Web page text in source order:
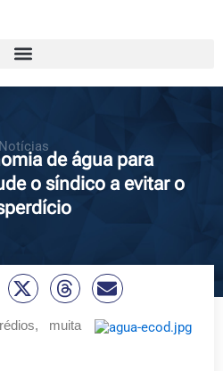
Notícias
de água para
o síndico a evitar o
muita